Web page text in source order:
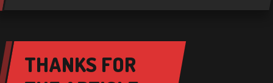
THANKS FOR